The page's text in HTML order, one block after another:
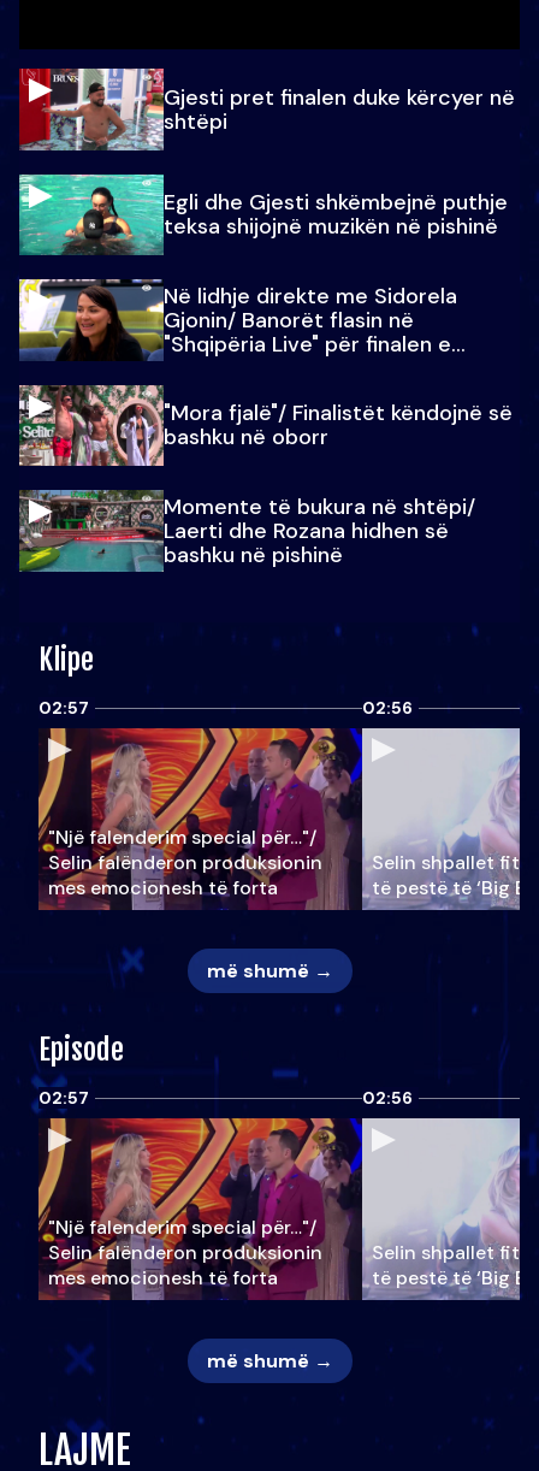
Gjesti pret finalen duke kërcyer në
shtëpi
Egli dhe Gjesti shkëmbejnë puthje
teksa shijojnë muzikën në pishinë
Në lidhje direkte me Sidorela
Gjonin/ Banorët flasin në
"Shqipëria Live" për finalen e
"Mora fjalë"/ Finalistët këndojnë së
bashku në oborr
Momente të bukura në shtëpi/
Laerti dhe Rozana hidhen së
bashku në pishinë
Klipe
02:57
"Një falenderim special për…"/
Selin falënderon produksionin
mes emocionesh të forta
02:56
Selin shpallet
të pestë të ‘Big
më shumë →
Episode
02:57
"Një falenderim special për…"/
Selin falënderon produksionin
mes emocionesh të forta
02:56
Selin shpallet
të pestë të ‘Big
më shumë →
LAJME